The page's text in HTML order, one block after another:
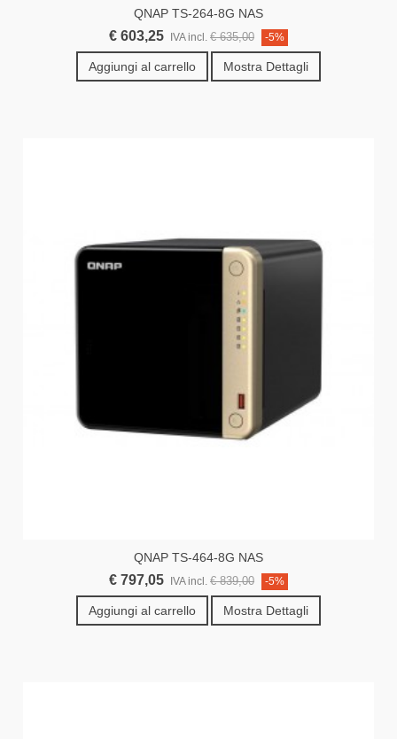
QNAP TS-264-8G NAS
€ 603,25 IVA incl. € 635,00 -5%
Aggiungi al carrello Mostra Dettagli
QNAP TS-464-8G NAS
€ 797,05 IVA incl. € 839,00 -5%
Aggiungi al carrello Mostra Dettagli